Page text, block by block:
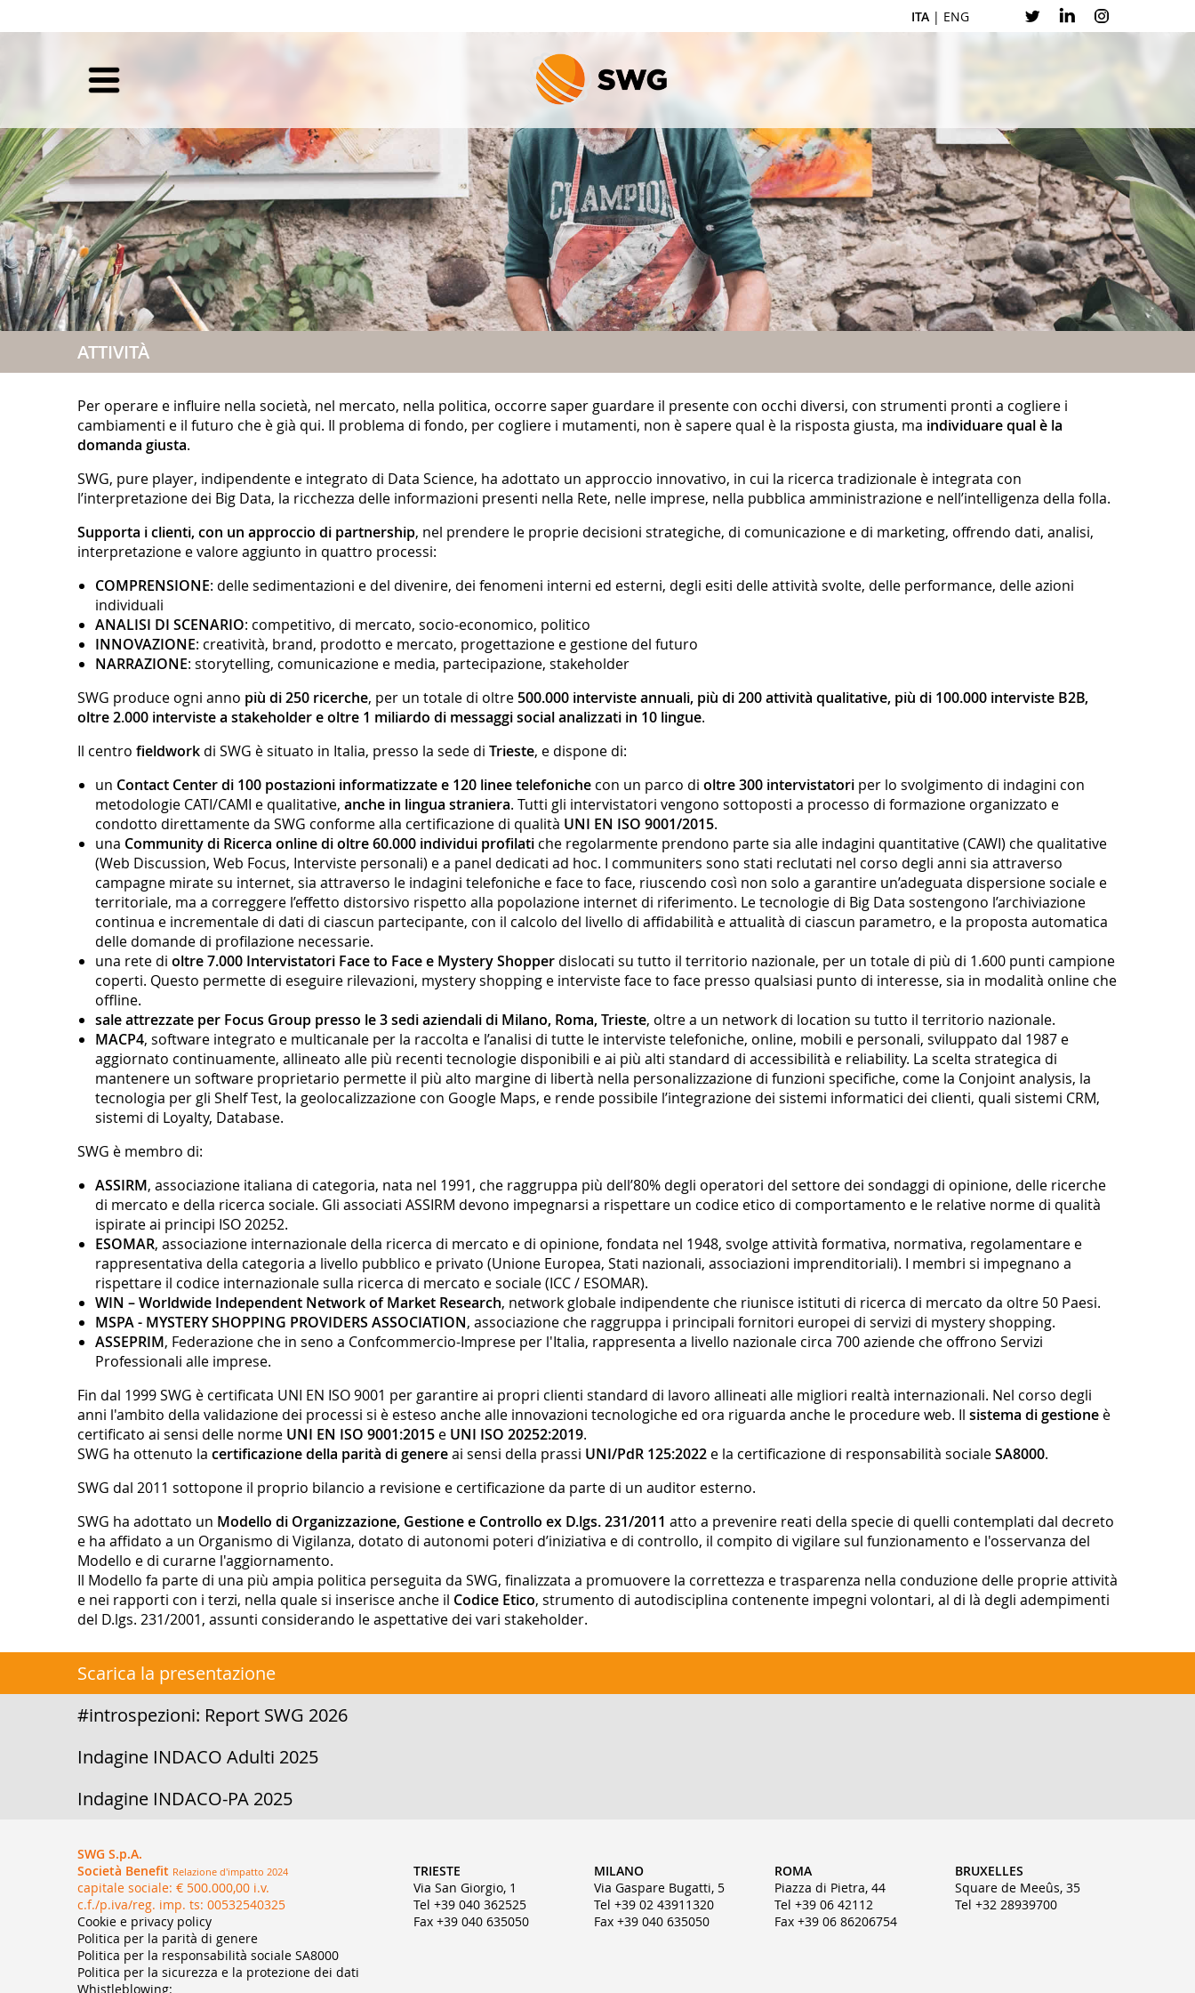
ITA| ENG
ATTIVITÀ
Per operare e influire nella società, nel mercato, nella politica, occorre saper guardare il presente con occhi diversi, con strumenti pronti a cogliere i
cambiamenti e il futuro che è già qui. Il problema di fondo, per cogliere i mutamenti, non è sapere qual è la risposta giusta, ma individuare qual è la
domanda giusta.
SWG, pure player, indipendente e integrato di Data Science, ha adottato un approccio innovativo, in cui la ricerca tradizionale è integrata con
l’interpretazione dei Big Data, la ricchezza delle informazioni presenti nella Rete, nelle imprese, nella pubblica amministrazione e nell’intelligenza della folla.
Supporta i clienti, con un approccio di partnership, nel prendere le proprie decisioni strategiche, di comunicazione e di marketing, offrendo dati, analisi,
interpretazione e valore aggiunto in quattro processi:
COMPRENSIONE: delle sedimentazioni e del divenire, dei fenomeni interni ed esterni, degli esiti delle attività svolte, delle performance, delle azioni
individuali
ANALISI DI SCENARIO: competitivo, di mercato, socio-economico, politico
INNOVAZIONE: creatività, brand, prodotto e mercato, progettazione e gestione del futuro
NARRAZIONE: storytelling, comunicazione e media, partecipazione, stakeholder
SWG produce ogni anno più di 250 ricerche, per un totale di oltre 500.000 interviste annuali, più di 200 attività qualitative, più di 100.000 interviste B2B,
oltre 2.000 interviste a stakeholder e oltre 1 miliardo di messaggi social analizzati in 10 lingue.
Il centro fieldwork di SWG è situato in Italia, presso la sede di Trieste, e dispone di:
un Contact Center di 100 postazioni informatizzate e 120 linee telefoniche con un parco di oltre 300 intervistatori per lo svolgimento di indagini con
metodologie CATI/CAMI e qualitative, anche in lingua straniera. Tutti gli intervistatori vengono sottoposti a processo di formazione organizzato e
condotto direttamente da SWG conforme alla certificazione di qualità UNI EN ISO 9001/2015.
una Community di Ricerca online di oltre 60.000 individui profilati che regolarmente prendono parte sia alle indagini quantitative (CAWI) che qualitative
(Web Discussion, Web Focus, Interviste personali) e a panel dedicati ad hoc. I communiters sono stati reclutati nel corso degli anni sia attraverso
campagne mirate su internet, sia attraverso le indagini telefoniche e face to face, riuscendo così non solo a garantire un’adeguata dispersione sociale e
territoriale, ma a correggere l’effetto distorsivo rispetto alla popolazione internet di riferimento. Le tecnologie di Big Data sostengono l’archiviazione
continua e incrementale di dati di ciascun partecipante, con il calcolo del livello di affidabilità e attualità di ciascun parametro, e la proposta automatica
delle domande di profilazione necessarie.
una rete di oltre 7.000 Intervistatori Face to Face e Mystery Shopper dislocati su tutto il territorio nazionale, per un totale di più di 1.600 punti campione
coperti. Questo permette di eseguire rilevazioni, mystery shopping e interviste face to face presso qualsiasi punto di interesse, sia in modalità online che
offline.
sale attrezzate per Focus Group presso le 3 sedi aziendali di Milano, Roma, Trieste, oltre a un network di location su tutto il territorio nazionale.
MACP4, software integrato e multicanale per la raccolta e l’analisi di tutte le interviste telefoniche, online, mobili e personali, sviluppato dal 1987 e
aggiornato continuamente, allineato alle più recenti tecnologie disponibili e ai più alti standard di accessibilità e reliability. La scelta strategica di
mantenere un software proprietario permette il più alto margine di libertà nella personalizzazione di funzioni specifiche, come la Conjoint analysis, la
tecnologia per gli Shelf Test, la geolocalizzazione con Google Maps, e rende possibile l’integrazione dei sistemi informatici dei clienti, quali sistemi CRM,
sistemi di Loyalty, Database.
SWG è membro di:
ASSIRM, associazione italiana di categoria, nata nel 1991, che raggruppa più dell’80% degli operatori del settore dei sondaggi di opinione, delle ricerche
di mercato e della ricerca sociale. Gli associati ASSIRM devono impegnarsi a rispettare un codice etico di comportamento e le relative norme di qualità
ispirate ai principi ISO 20252.
ESOMAR, associazione internazionale della ricerca di mercato e di opinione, fondata nel 1948, svolge attività formativa, normativa, regolamentare e
rappresentativa della categoria a livello pubblico e privato (Unione Europea, Stati nazionali, associazioni imprenditoriali). I membri si impegnano a
rispettare il codice internazionale sulla ricerca di mercato e sociale (ICC / ESOMAR).
WIN – Worldwide Independent Network of Market Research, network globale indipendente che riunisce istituti di ricerca di mercato da oltre 50 Paesi.
MSPA - MYSTERY SHOPPING PROVIDERS ASSOCIATION, associazione che raggruppa i principali fornitori europei di servizi di mystery shopping.
ASSEPRIM, Federazione che in seno a Confcommercio-Imprese per l'Italia, rappresenta a livello nazionale circa 700 aziende che offrono Servizi
Professionali alle imprese.
Fin dal 1999 SWG è certificata UNI EN ISO 9001 per garantire ai propri clienti standard di lavoro allineati alle migliori realtà internazionali. Nel corso degli
anni l'ambito della validazione dei processi si è esteso anche alle innovazioni tecnologiche ed ora riguarda anche le procedure web. Il sistema di gestione è
certificato ai sensi delle norme UNI EN ISO 9001:2015 e UNI ISO 20252:2019.
SWG ha ottenuto la certificazione della parità di genereai sensi della prassi UNI/PdR 125:2022 e la certificazione di responsabilità socialeSA8000.
SWG dal 2011 sottopone il proprio bilancio a revisione e certificazione da parte di un auditor esterno.
SWG ha adottato un Modello di Organizzazione, Gestione e Controllo ex D.lgs. 231/2011 atto a prevenire reati della specie di quelli contemplati dal decreto
e ha affidato a un Organismo di Vigilanza, dotato di autonomi poteri d’iniziativa e di controllo, il compito di vigilare sul funzionamento e l'osservanza del
Modello e di curarne l'aggiornamento.
Il Modello fa parte di una più ampia politica perseguita da SWG, finalizzata a promuovere la correttezza e trasparenza nella conduzione delle proprie attività
e nei rapporti con i terzi, nella quale si inserisce anche il Codice Etico, strumento di autodisciplina contenente impegni volontari, al di là degli adempimenti
del D.lgs. 231/2001, assunti considerando le aspettative dei vari stakeholder.
Scarica la presentazione
#introspezioni: Report SWG 2026
Indagine INDACO Adulti 2025
Indagine INDACO-PA 2025
SWG S.p.A.
Società Benefit Relazione d'impatto 2024
capitale sociale: € 500.000,00 i.v.
c.f./p.iva/reg. imp. ts: 00532540325
Cookie e privacy policy
Politica per la parità di genere
Politica per la responsabilità sociale SA8000
Politica per la sicurezza e la protezione dei dati
Whistleblowing:
TRIESTE
Via San Giorgio, 1
Tel +39 040 362525
Fax +39 040 635050
MILANO
Via Gaspare Bugatti, 5
Tel +39 02 43911320
Fax +39 040 635050
ROMA
Piazza di Pietra, 44
Tel +39 06 42112
Fax +39 06 86206754
BRUXELLES
Square de Meeûs, 35
Tel +32 28939700